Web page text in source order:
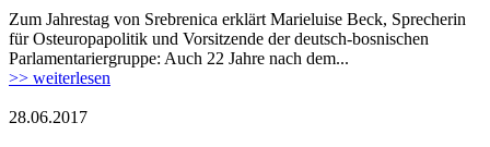
srebrenica.jpg
Zum Jahrestag von Srebrenica erklärt Marieluise Beck, Sprecherin
für Osteuropapolitik und Vorsitzende der deutsch-bosnischen
Parlamentariergruppe: Auch 22 Jahre nach dem...
>> weiterlesen
170728_plenum_rede_oep.jpg
28.06.2017